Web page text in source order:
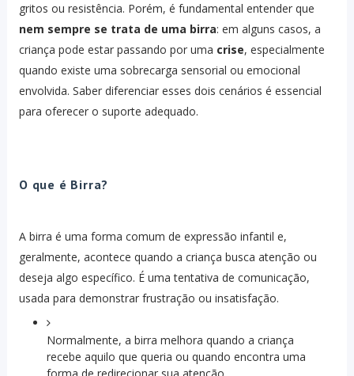
gritos ou resistência. Porém, é fundamental entender que
nem sempre se trata de uma birra: em alguns casos, a
criança pode estar passando por uma crise, especialmente
quando existe uma sobrecarga sensorial ou emocional
envolvida. Saber diferenciar esses dois cenários é essencial
para oferecer o suporte adequado.
O que é Birra?
A birra é uma forma comum de expressão infantil e,
geralmente, acontece quando a criança busca atenção ou
deseja algo específico. É uma tentativa de comunicação,
usada para demonstrar frustração ou insatisfação.
Normalmente, a birra melhora quando a criança
recebe aquilo que queria ou quando encontra uma